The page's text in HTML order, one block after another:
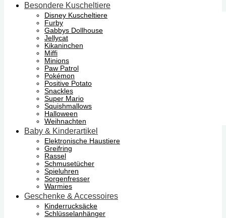
Besondere Kuscheltiere
Disney Kuscheltiere
Furby
Gabbys Dollhouse
Jellycat
Kikaninchen
Miffi
Minions
Paw Patrol
Pokémon
Positive Potato
Snackles
Super Mario
Squishmallows
Halloween
Weihnachten
Baby & Kinderartikel
Elektronische Haustiere
Greifring
Rassel
Schmusetücher
Spieluhren
Sorgenfresser
Warmies
Geschenke & Accessoires
Kinderrucksäcke
Schlüsselanhänger